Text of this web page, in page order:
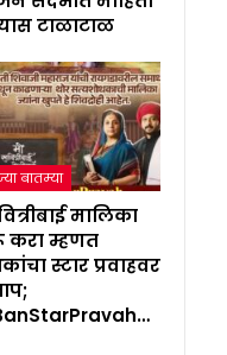
टाळाटाळ
बातम्या
मालिका
करा म्हणत
स्टार प्रवाहवर